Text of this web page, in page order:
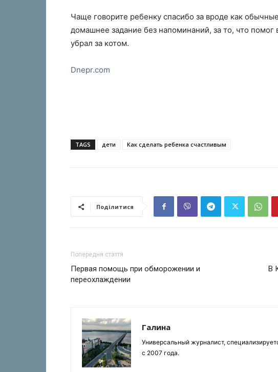
Чаще говорите ребенку спасибо за вроде как
домашнее задание без напоминаний, за то, что помог
убрал за котом.
Dnepr.com
TAGS дети Как сделать ребенка счастливым
Поділитися
Попередня стаття
Первая помощь при обморожении и
переохлаждении
В
Галина
Универсальный журналист,
с 2007 года.